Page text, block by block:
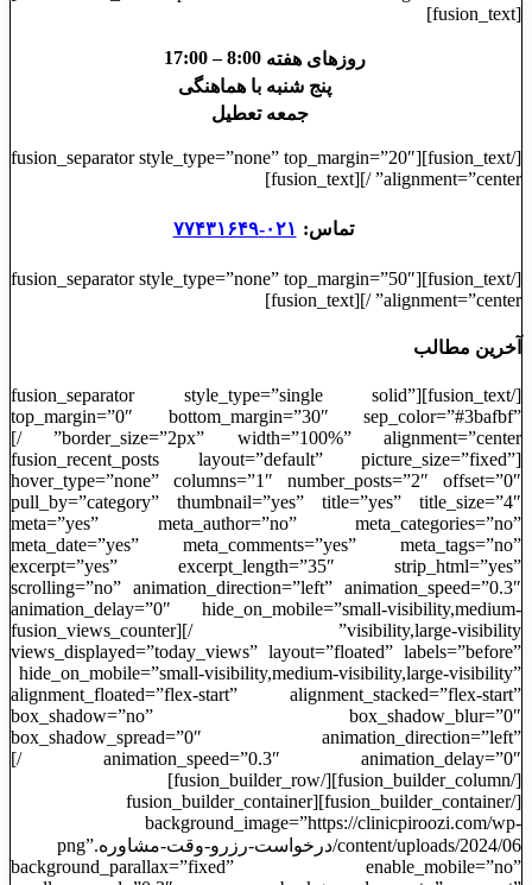
[fusion_text]
روزهای هفته 8:00 – 17:00
پنج شنبه با هماهنگی
جمعه تعطیل
[/fusion_text][fusion_separator style_type=”none” top_margin=”20″
alignment=”center” /][fusion_text]
تماس: ۰۲۱-۷۷۴۳۱۶۴۹
[/fusion_text][fusion_separator style_type=”none” top_margin=”50″
alignment=”center” /][fusion_text]
آخرین مطالب
[/fusion_text][fusion_separator style_type=”single solid”
top_margin=”0″ bottom_margin=”30″ sep_color=”#3bafbf”
border_size=”2px” width=”100%” alignment=”center” /]
[fusion_recent_posts layout=”default” picture_size=”fixed”
hover_type=”none” columns=”1″ number_posts=”2″ offset=”0″
pull_by=”category” thumbnail=”yes” title=”yes” title_size=”4″
meta=”yes” meta_author=”no” meta_categories=”no”
meta_date=”yes” meta_comments=”yes” meta_tags=”no”
excerpt=”yes” excerpt_length=”35″ strip_html=”yes”
scrolling=”no” animation_direction=”left” animation_speed=”0.3″
animation_delay=”0″ hide_on_mobile=”small-visibility,medium-
visibility,large-visibility” /][fusion_views_counter
views_displayed=”today_views” layout=”floated” labels=”before”
hide_on_mobile=”small-visibility,medium-visibility,large-visibility”
alignment_floated=”flex-start” alignment_stacked=”flex-start”
box_shadow=”no” box_shadow_blur=”0″
box_shadow_spread=”0″ animation_direction=”left”
animation_speed=”0.3″ animation_delay=”0″ /]
[/fusion_builder_column][/fusion_builder_row]
[/fusion_builder_container][fusion_builder_container
background_image=”https://clinicpiroozi.com/wp-
content/uploads/2024/06/درخواست-رزرو-وقت-مشاوره.png”
background_parallax=”fixed” enable_mobile=”no”